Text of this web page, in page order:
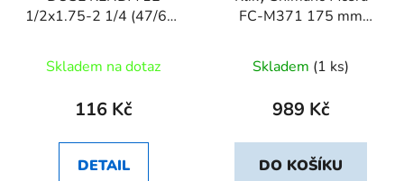
1/2x1.75-2 1/4 (47/62-
Skladem na dotaz
116 Kč
DETAIL
FC-M371 175 mm
Skladem (1 ks)
989 Kč
DO KOŠÍKU